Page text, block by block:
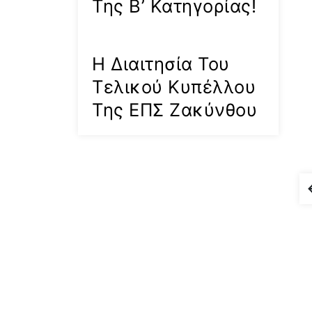
Της Β’ Κατηγορίας!
Η Διαιτησία Του
Τελικού Κυπέλλου
Της ΕΠΣ Ζακύνθου